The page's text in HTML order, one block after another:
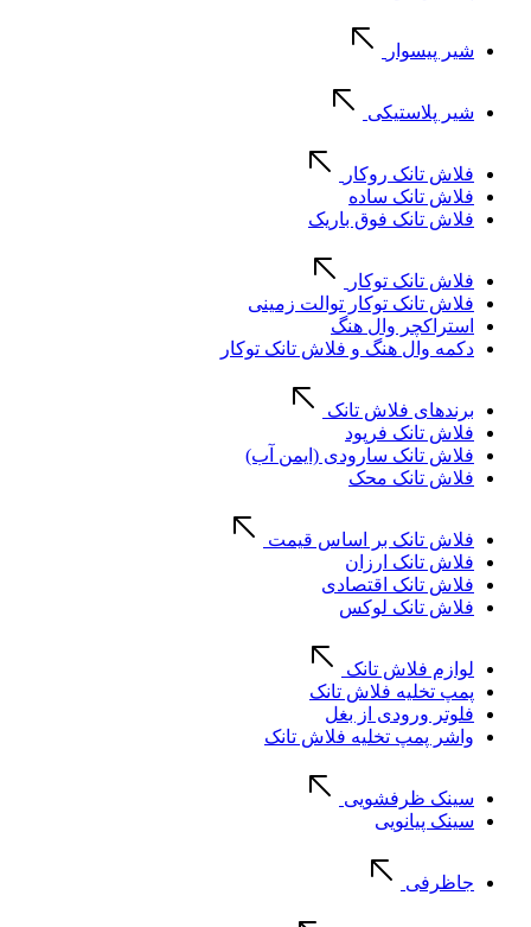
شیر پیسوار
شیر پلاستیکی
فلاش تانک روکار
فلاش تانک ساده
فلاش تانک فوق باریک
فلاش تانک توکار
فلاش تانک توکار توالت زمینی
استراکچر وال هنگ
دکمه وال هنگ و فلاش تانک توکار
برندهای فلاش تانک
فلاش تانک فرپود
فلاش تانک سارودی (ایمن آب)
فلاش تانک محک
فلاش تانک بر اساس قیمت
فلاش تانک ارزان
فلاش تانک اقتصادی
فلاش تانک لوکس
لوازم فلاش تانک
پمپ تخلیه فلاش تانک
فلوتر ورودی از بغل
واشر پمپ تخلیه فلاش تانک
سینک ظرفشویی
سینک پیانویی
جاظرفی